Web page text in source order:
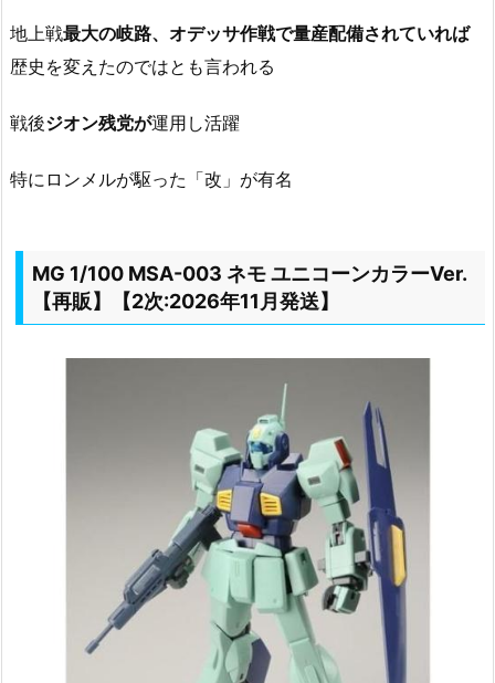
地上戦最大の岐路、オデッサ作戦で量産配備されていれば
歴史を変えたのではとも言われる
戦後ジオン残党が運用し活躍
特にロンメルが駆った「改」が有名
MG 1/100 MSA-003 ネモ ユニコーンカラーVer.
【再販】【2次:2026年11月発送】